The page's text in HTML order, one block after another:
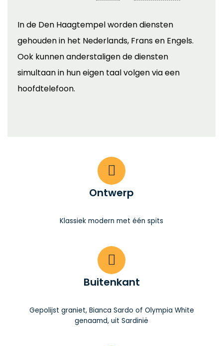
In de Den Haagtempel worden diensten
gehouden in het Nederlands, Frans en Engels.
Ook kunnen anderstaligen de diensten
simultaan in hun eigen taal volgen via een
hoofdtelefoon.
Ontwerp
Klassiek modern met één spits
Buitenkant
Gepolijst graniet, Bianca Sardo of Olympia White
genaamd, uit Sardinië